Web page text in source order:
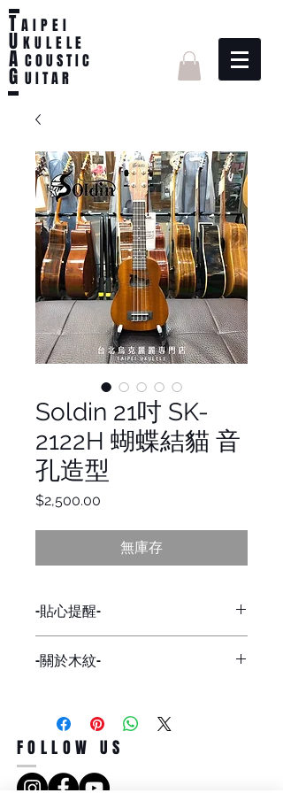
TAIPEI
UKULELE
A C O U S T I C
G U I T A R
Soldin 21吋 SK-
2122H 蝴蝶結貓 音
孔造型
$2,500.00
無庫存
-貼心提醒-
下標前請詢問貨量，
-關於木紋-
FOLLOW US